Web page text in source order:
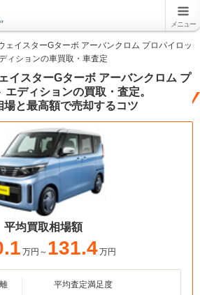
メニュー
ェイスターGターボ アーバンクロム プロパイロッ
ィションの車買取・車査定
イスターGターボ アーバンクロム プ
エディションの買取・査定。
場と最高額で売却するコツ
平均買取相場額
万円～ 131.4万円
平均査定満足度